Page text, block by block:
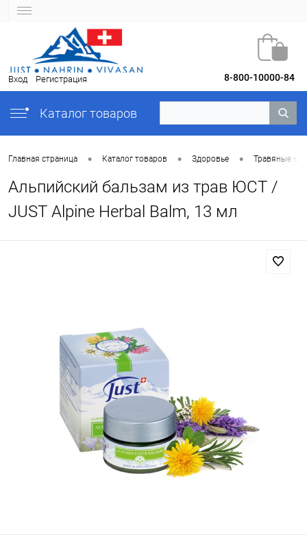
Вход Регистрация 8-800-10000-84
Каталог товаров
Главная страница • Каталог товаров • Здоровье • Травяные
Альпийский бальзам из трав ЮСТ /
JUST Alpine Herbal Balm, 13 мл